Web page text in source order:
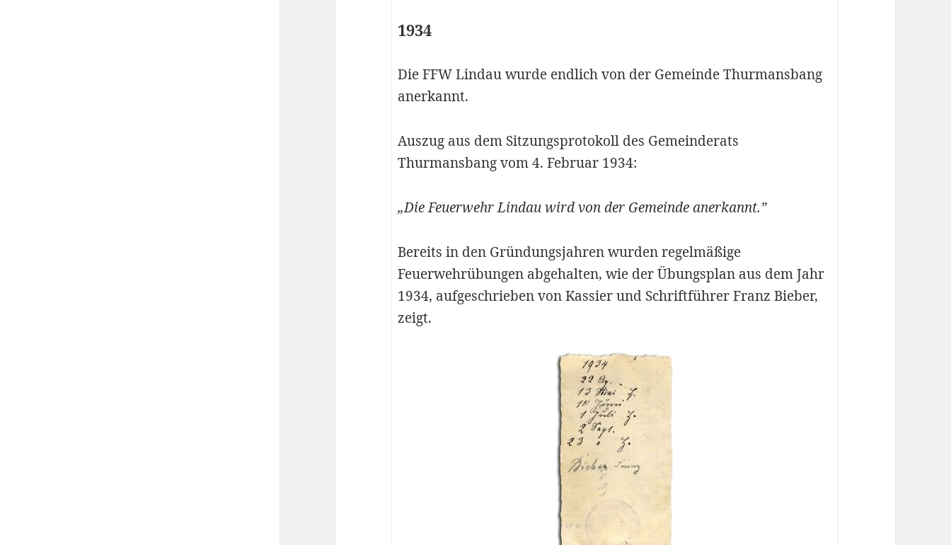
1934
Die FFW Lindau wurde endlich von der Gemeinde Thurmansbang
anerkannt.
Auszug aus dem Sitzungsprotokoll des Gemeinderats
Thurmansbang vom 4. Februar 1934:
„Die Feuerwehr Lindau wird von der Gemeinde anerkannt.”
Bereits in den Gründungsjahren wurden regelmäßige
Feuerwehrübungen abgehalten, wie der Übungsplan aus dem Jahr
1934, aufgeschrieben von Kassier und Schriftführer Franz Bieber,
zeigt.